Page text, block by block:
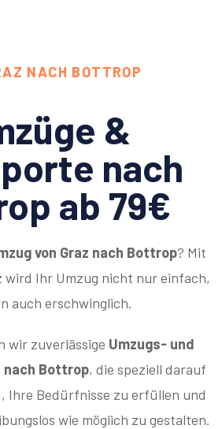
NACH BOTTROP
&
nach
ab 79€
von Graz nach Bottrop? Mit
wird Ihr Umzug nicht nur einfach,
auch erschwinglich.
wir zuverlässige Umzugs- und
Bottrop, die speziell darauf
Ihre Bedürfnisse zu erfüllen und
wie möglich zu gestalten.